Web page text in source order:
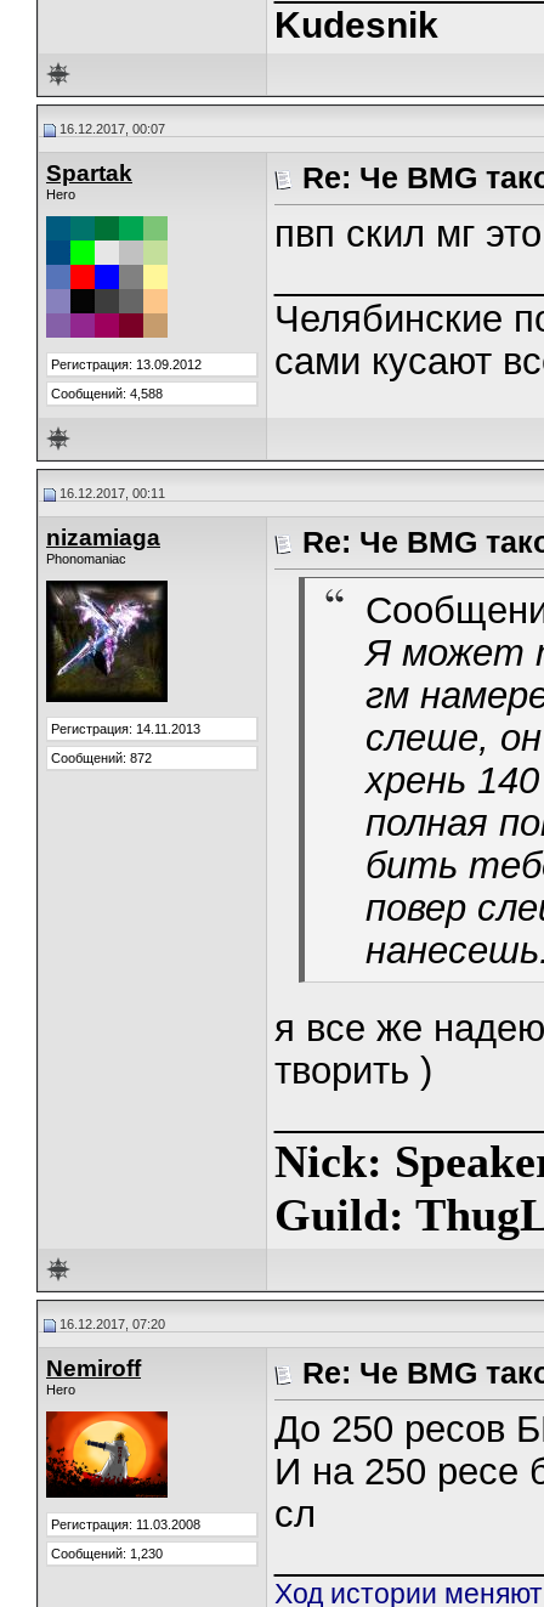
Kudesnik
16.12.2017, 00:07
Spartak
Hero
Регистрация: 13.09.2012
Сообщений: 4,588
Re: Че BMG
пвп скил мг
Челябинские
сами кусают
16.12.2017, 00:11
nizamiaga
Phonomaniac
Регистрация: 14.11.2013
Сообщений: 872
Re: Че BMG
Я может
гм
слеше,
хрень
полная
бить
повер
я все же
творить )
Nick:
Guild:
16.12.2017, 07:20
Nemiroff
Hero
Регистрация: 11.03.2008
Сообщений: 1,230
Re: Че BMG
До 250 ресов
И на 250 ресе
сл
Ход истории